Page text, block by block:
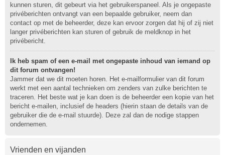
kunnen sturen, dit gebeurt via het gebruikerspaneel. Als je ongepaste
privéberichten ontvangt van een bepaalde gebruiker, neem dan
contact op met de beheerder, deze kan ervoor zorgen dat hij of zij niet
langer privéberichten kan sturen of gebruik de meldknop in het
privébericht.
Ik heb spam of een e-mail met ongepaste inhoud van iemand op
dit forum ontvangen!
Jammer dat we dit moeten horen. Het e-mailformulier van dit forum
werkt met een aantal technieken om zenders van zulke berichten te
traceren. Het beste wat je kan doen is de beheerder een kopie van het
bericht e-mailen, inclusief de headers (hierin staan de details van de
gebruiker die de e-mail stuurde). Deze zal dan de nodige stappen
ondernemen.
Vrienden en vijanden